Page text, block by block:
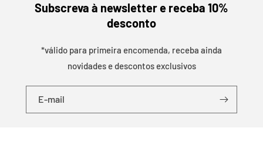
Subscreva à newsletter e receba 10%
desconto
*válido para primeira encomenda, receba ainda
novidades e descontos exclusivos
E-mail